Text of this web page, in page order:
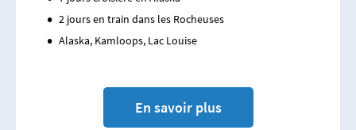
2 jours en train dans les Rocheuses
Alaska, Kamloops, Lac Louise
En savoir plus